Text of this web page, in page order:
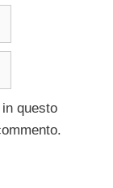
questo